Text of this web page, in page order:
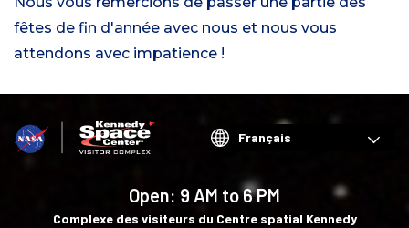
fêtes de fin d'année avec nous et nous vous
attendons avec impatience !
Choose
language
Open: 9 AM to 6 PM
Complexe des visiteurs du Centre spatial Kennedy